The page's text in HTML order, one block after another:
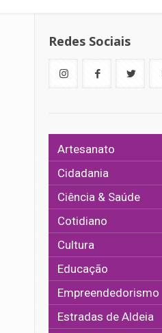
Redes Sociais
Artesanato
Cidadania
Ciência & Saúde
Cotidiano
Cultura
Educação
Empreendedorismo
Estradas de Aldeia